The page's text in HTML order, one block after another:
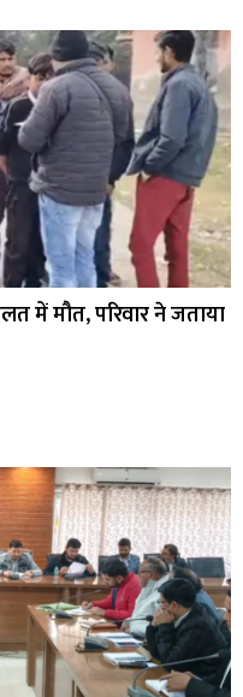
में मौत, परिवार ने जताया